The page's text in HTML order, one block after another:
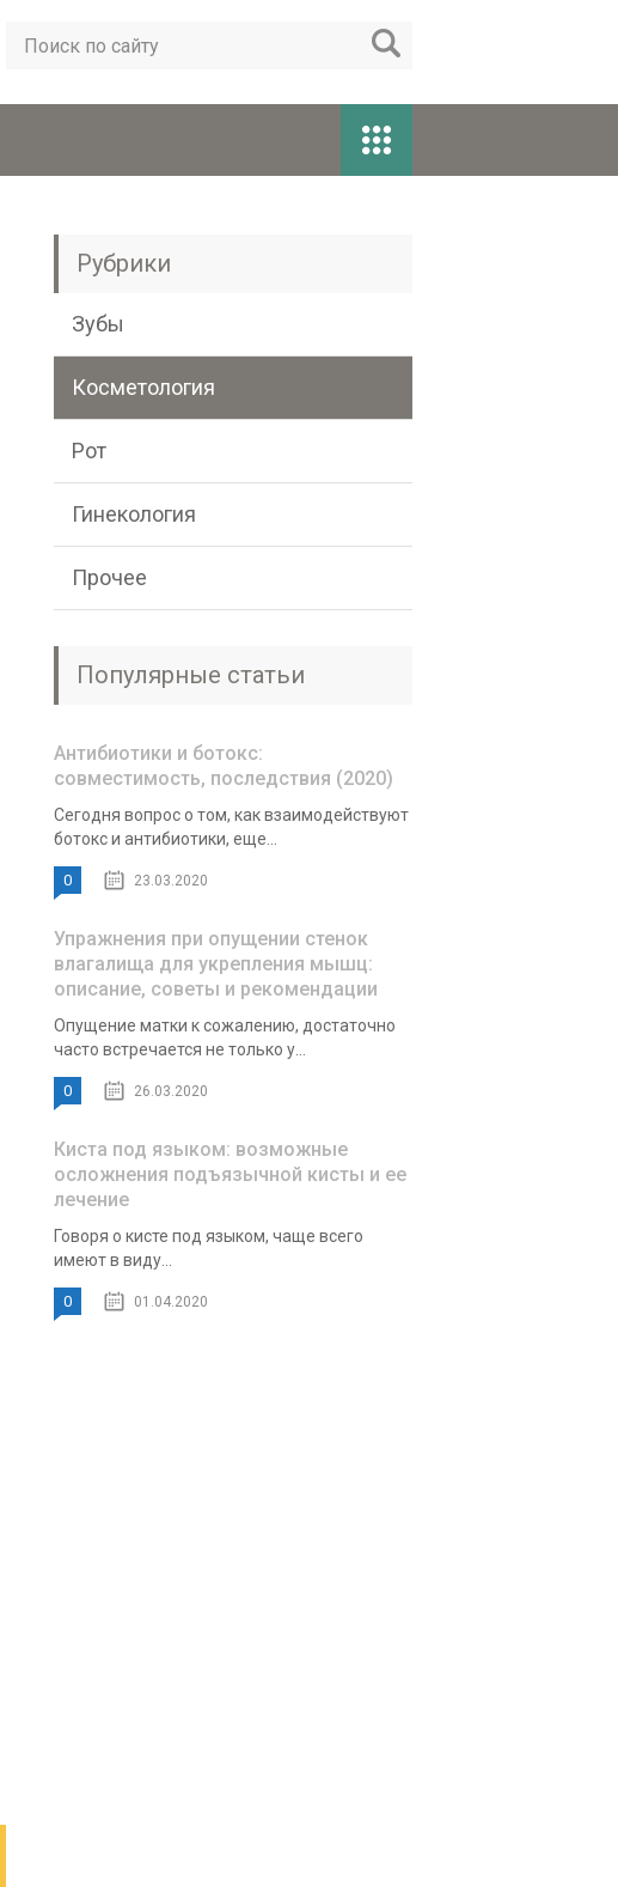
Рубрики
Зубы
Косметология
Рот
Гинекология
Прочее
Популярные статьи
Антибиотики и ботокс:
совместимость, последствия (2020)
Сегодня вопрос о том, как взаимодействуют
ботокс и антибиотики, еще...
0 23.03.2020
Упражнения при опущении стенок
влагалища для укрепления мышц:
описание, советы и рекомендации
Опущение матки к сожалению, достаточно
часто встречается не только у...
0 26.03.2020
Киста под языком: возможные
осложнения подъязычной кисты и ее
лечение
Говоря о кисте под языком, чаще всего
имеют в виду...
0 01.04.2020